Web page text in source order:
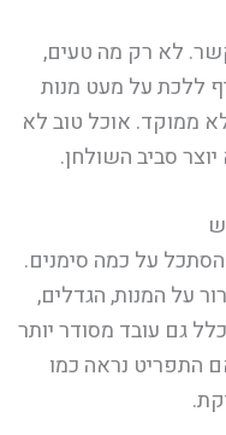
לא רק מה טעים,
ללכת על מעט מנות
ממוקד. אוכל טוב לא
סביב השולחן.
על כמה סימנים.
על המנות, הגדלים,
גם עובד מסודר יותר
התפריט נראה כמו